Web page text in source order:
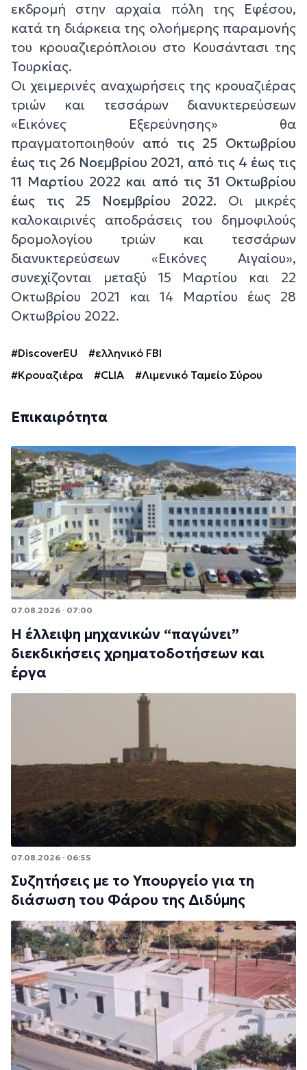
εκδρομή στην αρχαία πόλη της Εφέσου,
κατά τη διάρκεια της ολοήμερης παραμονής
του κρουαζιερόπλοιου στο Κουσάντασι της
Τουρκίας.
Οι χειμερινές αναχωρήσεις της κρουαζιέρας
τριών και τεσσάρων διανυκτερεύσεων
«Εικόνες Εξερεύνησης» θα
πραγματοποιηθούν από τις 25 Οκτωβρίου
έως τις 26 Νοεμβρίου 2021, από τις 4 έως τις
11 Μαρτίου 2022 και από τις 31 Οκτωβρίου
έως τις 25 Νοεμβρίου 2022. Οι μικρές
καλοκαιρινές αποδράσεις του δημοφιλούς
δρομολογίου τριών και τεσσάρων
διανυκτερεύσεων «Εικόνες Αιγαίου»,
συνεχίζονται μεταξύ 15 Μαρτίου και 22
Οκτωβρίου 2021 και 14 Μαρτίου έως 28
Οκτωβρίου 2022.
#DiscoverEU
#ελληνικό FBI
#Κρουαζιέρα
#CLIA #Λιμενικό Ταμείο Σύρου
Επικαιρότητα
07.08.2026 · 07:00
Η έλλειψη μηχανικών “παγώνει”
διεκδικήσεις χρηματοδοτήσεων και
έργα
07.08.2026 · 06:55
Συζητήσεις με το Υπουργείο για τη
διάσωση του Φάρου της Διδύμης